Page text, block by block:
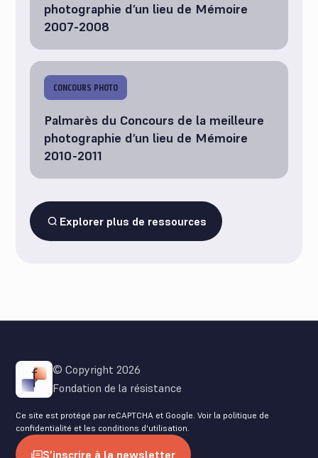
photographie d’un lieu de Mémoire
2007-2008
CONCOURS PHOTO
Palmarès du Concours de la meilleure
photographie d’un lieu de Mémoire
2010-2011
Explorer plus de ressources
© Copyright 2026
Fondation de la résistance
Ce site est protégé par reCAPTCHA et Google. Voir la politique de
confidentialité et les conditions d'utilisation.
S’inscrire à la newsletter